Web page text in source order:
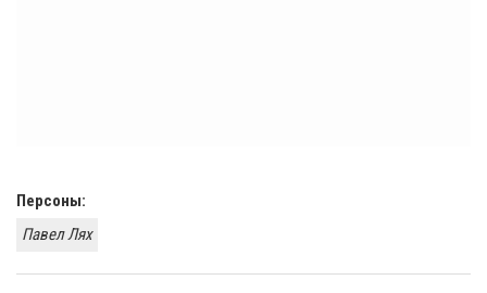
Персоны:
Павел Лях